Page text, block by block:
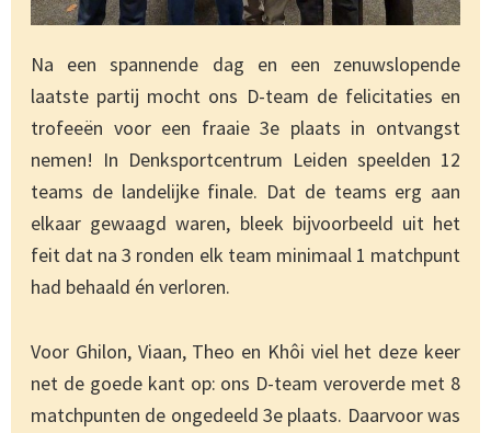
Na een spannende dag en een zenuwslopende
laatste partij mocht ons D-team de felicitaties en
trofeeën voor een fraaie 3e plaats in ontvangst
nemen! In Denksportcentrum Leiden speelden 12
teams de landelijke finale. Dat de teams erg aan
elkaar gewaagd waren, bleek bijvoorbeeld uit het
feit dat na 3 ronden elk team minimaal 1 matchpunt
had behaald én verloren.
Voor Ghilon, Viaan, Theo en Khôi viel het deze keer
net de goede kant op: ons D-team veroverde met 8
matchpunten de ongedeeld 3e plaats. Daarvoor was